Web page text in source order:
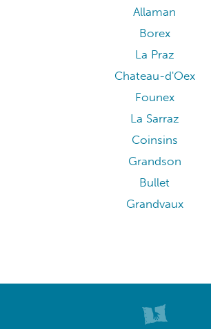
Allaman
Borex
La Praz
Chateau-d'Oex
Founex
La Sarraz
Coinsins
Grandson
Bullet
Grandvaux